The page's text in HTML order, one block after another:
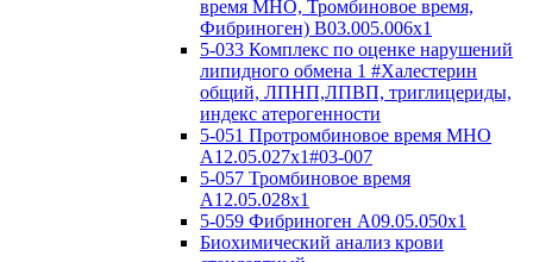
время МНО, Тромбиновое время,
Фибриноген) B03.005.006x1
5-033 Комплекс по оценке нарушений
липидного обмена 1 #Халестерин
общий, ЛПНП,ЛПВП, триглицериды,
индекс атерогенности
5-051 Протромбиновое время МНО
А12.05.027x1#03-007
5-057 Тромбиновое время
А12.05.028x1
5-059 Фибриноген А09.05.050x1
Биохимический анализ крови